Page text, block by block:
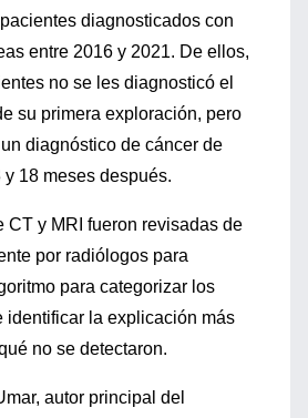
diagnosticados con
entre 2016 y 2021. De ellos,
no se les diagnosticó el
su primera exploración, pero
diagnóstico de cáncer de
18 meses después.
CT y MRI fueron revisadas de
por radiólogos para
para categorizar los
identificar la explicación más
no se detectaron.
autor principal del